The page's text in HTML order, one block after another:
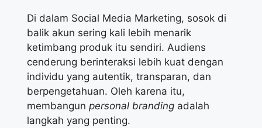
Di dalam Social Media Marketing, sosok di
balik akun sering kali lebih menarik
ketimbang produk itu sendiri. Audiens
cenderung berinteraksi lebih kuat dengan
individu yang autentik, transparan, dan
berpengetahuan. Oleh karena itu,
membangun personal branding adalah
langkah yang penting.